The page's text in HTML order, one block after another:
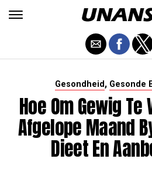
Gesondheid, Gesonde
Hoe Om Gewig
Afgelope Maand
Dieet En